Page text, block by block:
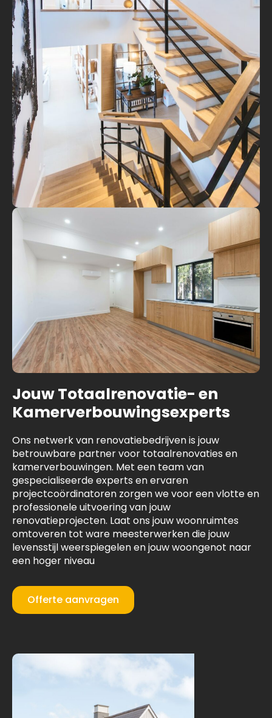
Jouw Totaalrenovatie- en
Kamerverbouwingsexperts
Ons netwerk van renovatiebedrijven is jouw
betrouwbare partner voor totaalrenovaties en
kamerverbouwingen. Met een team van
gespecialiseerde experts en ervaren
projectcoördinatoren zorgen we voor een vlotte en
professionele uitvoering van jouw
renovatieprojecten. Laat ons jouw woonruimtes
omtoveren tot ware meesterwerken die jouw
levensstijl weerspiegelen en jouw woongenot naar
een hoger niveau
Offerte aanvragen